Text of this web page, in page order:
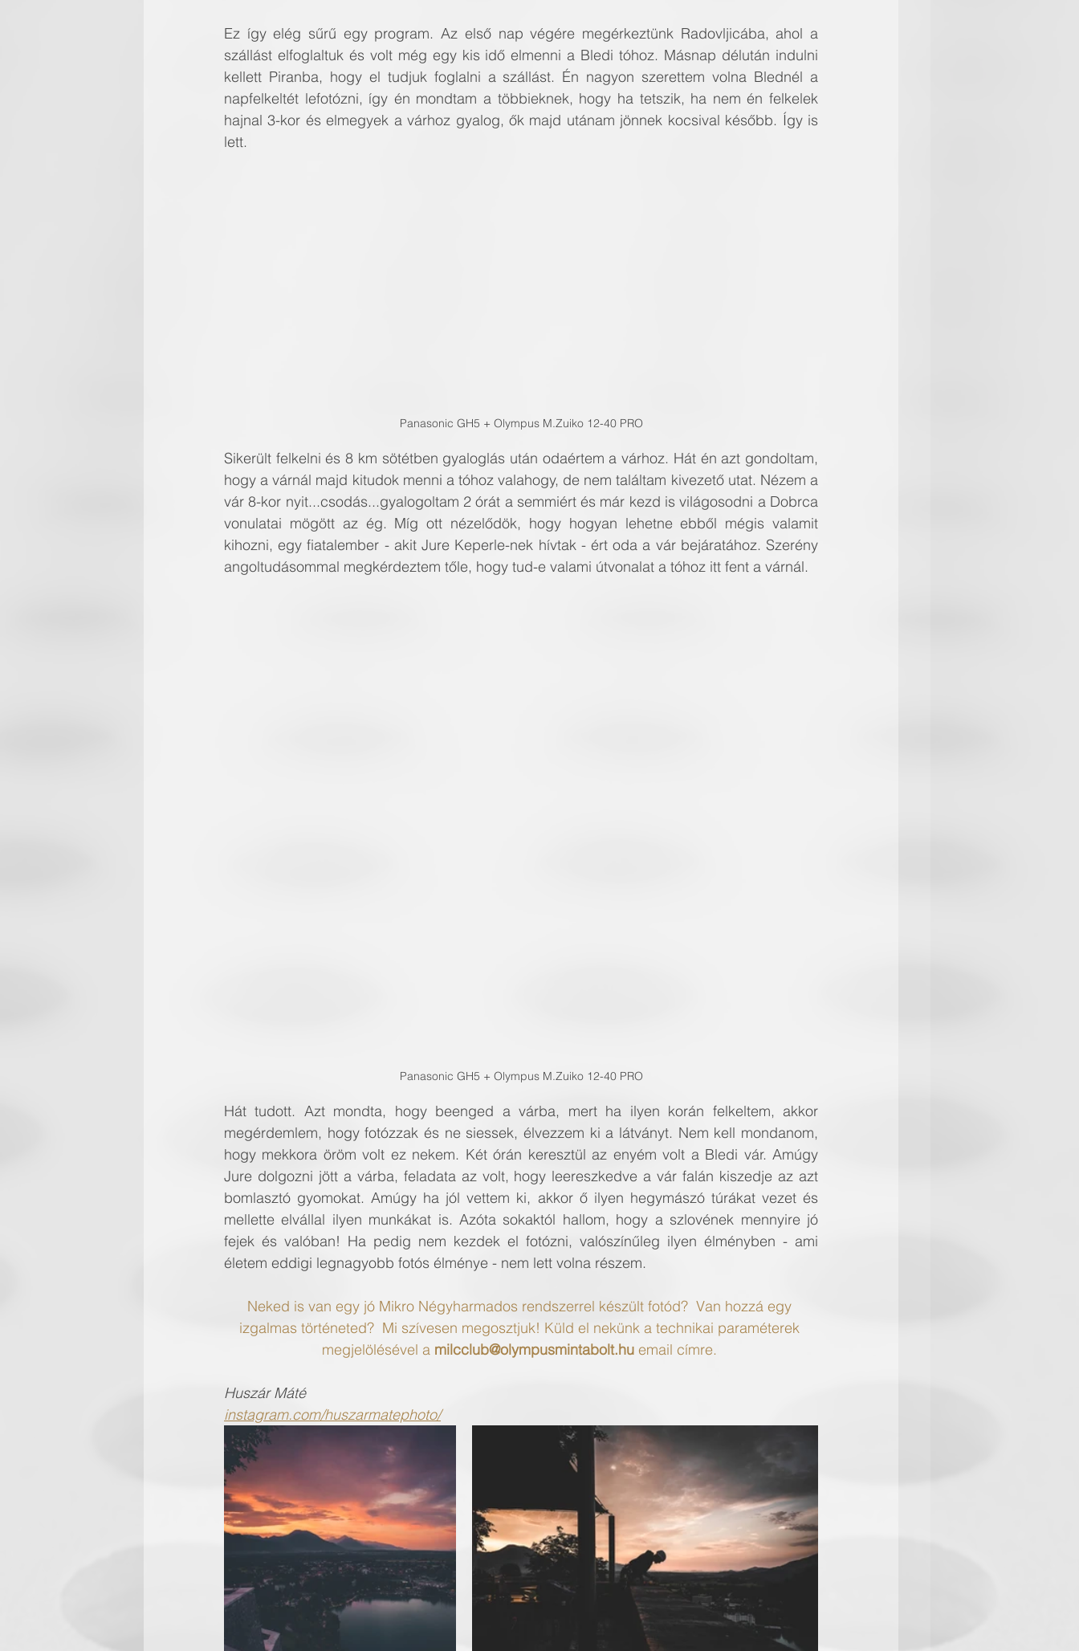
Ez így elég sűrű egy program. Az első nap végére megérkeztünk Radovljicába, ahol a
szállást elfoglaltuk és volt még egy kis idő elmenni a Bledi tóhoz. Másnap délután indulni
kellett Piranba, hogy el tudjuk foglalni a szállást. Én nagyon szerettem volna Blednél a
napfelkeltét lefotózni, így én mondtam a többieknek, hogy ha tetszik, ha nem én felkelek
hajnal 3-kor és elmegyek a várhoz gyalog, ők majd utánam jönnek kocsival később. Így is
lett.
Panasonic GH5 + Olympus M.Zuiko 12-40 PRO
Sikerült felkelni és 8 km sötétben gyaloglás után odaértem a várhoz. Hát én azt gondoltam,
hogy a várnál majd kitudok menni a tóhoz valahogy, de nem találtam kivezető utat. Nézem a
vár 8-kor nyit...csodás...gyalogoltam 2 órát a semmiért és már kezd is világosodni a Dobrca
vonulatai mögött az ég. Míg ott nézelődök, hogy hogyan lehetne ebből mégis valamit
kihozni, egy fiatalember - akit Jure Keperle-nek hívtak - ért oda a vár bejáratához. Szerény
angoltudásommal megkérdeztem tőle, hogy tud-e valami útvonalat a tóhoz itt fent a várnál.
Panasonic GH5 + Olympus M.Zuiko 12-40 PRO
Hát tudott. Azt mondta, hogy beenged a várba, mert ha ilyen korán felkeltem, akkor
megérdemlem, hogy fotózzak és ne siessek, élvezzem ki a látványt. Nem kell mondanom,
hogy mekkora öröm volt ez nekem. Két órán keresztül az enyém volt a Bledi vár. Amúgy
Jure dolgozni jött a várba, feladata az volt, hogy leereszkedve a vár falán kiszedje az azt
bomlasztó gyomokat. Amúgy ha jól vettem ki, akkor ő ilyen hegymászó túrákat vezet és
mellette elvállal ilyen munkákat is. Azóta sokaktól hallom, hogy a szlovének mennyire jó
fejek és valóban! Ha pedig nem kezdek el fotózni, valószínűleg ilyen élményben - ami
életem eddigi legnagyobb fotós élménye - nem lett volna részem.
Neked is van egy jó Mikro Négyharmados rendszerrel készült fotód?  Van hozzá egy
izgalmas történeted?  Mi szívesen megosztjuk! Küld el nekünk a technikai paraméterek
megjelölésével a milcclub@olympusmintabolt.hu email címre.
Huszár Máté
instagram.com/huszarmatephoto/